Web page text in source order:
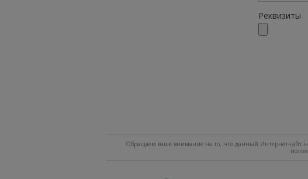
Реквизиты
Обращаем ваше внимание на то, что данный Интернет-сайт